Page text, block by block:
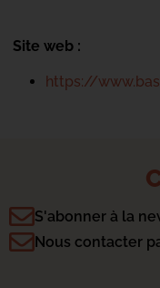
Site web :
https://
S'abonner à la
Nous contacter